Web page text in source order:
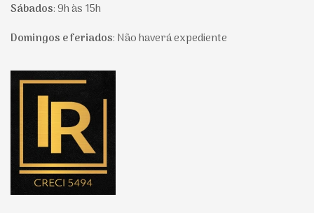
Sábados:9h às 15h
Domingos e feriados: Não haverá expediente
Página inicial